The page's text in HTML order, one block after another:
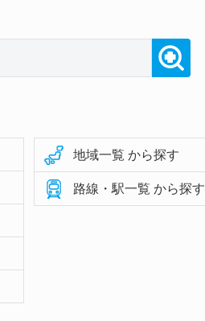
地域一覧 から探す
路線・駅一覧 から探す